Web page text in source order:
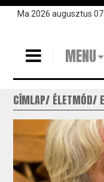
UgrásMa 2026 augusztus 07.
MENU
CÍMLAP ÉLETMÓD